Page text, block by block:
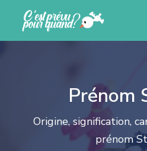
Prénom
Origine, signification,
prénom